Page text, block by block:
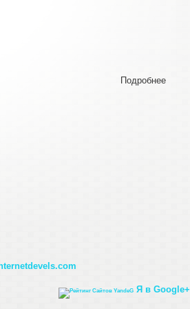
Подробнее
Я в Google+